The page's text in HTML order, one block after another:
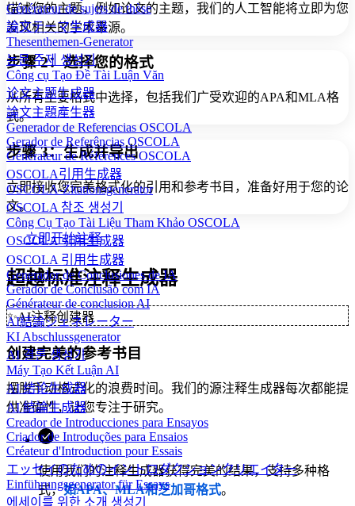
Générateur de sujets de thèse
論文テーマ生成器
Thesenthemen-Generator
논문 주제 생성기
Công cụ Tạo Đề Tài Luận Văn
论文主题生成器
論文主題產生器
Generador de Referencias OSCOLA
Gerador de Referências OSCOLA
Générateur de Références OSCOLA
OSCOLA引用生成器
OSCOLA-Zitationsgenerator
OSCOLA 참조 생성기
Công Cụ Tạo Tài Liệu Tham Khảo OSCOLA
OSCOLA 引用生成器
OSCOLA 引用生成器
Generador de Conclusiones de IA
Gerador de Conclusão com IA
Générateur de conclusion AI
AI結論ジェネレーター
KI Abschlussgenerator
AI 결론 생성기
Máy Tạo Kết Luận AI
AI 结论生成器
AI 結論生成器
Creador de Introducciones para Ensayos
Criador de Introduções para Ensaios
Créateur d'Introduction pour Essais
エッセイのためのイントロダクションクリエイター
Einführungsgenerator für Essays
에세이를 위한 소개 생성기
描述您的主题，例如论文的主题，我们的人工智能将立即为您
发现相关的学术来源。
步骤 2：选择您的格式
从所有主要格式中选择，包括我们广受欢迎的APA和MLA格
式。
步骤 3：生成并导出
立即接收您完美格式化的引用和参考书目，准备好用于您的论
文。
立即开始注释
超越标准注释生成器
✨AI注释创建器
创建完美的参考书目
摆脱手动格式化的浪费时间。我们的源注释生成器每次都能提
供准确性，让您专注于研究。
使用我们的注释生成器获得完美的结果，支持多种格
式，如APA、MLA和芝加哥格式。